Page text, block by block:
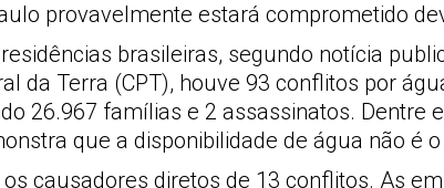
provavelmente estará comprometido
brasileiras, segundo notícia
da Terra (CPT), houve 93 conflitos por
26.967 famílias e 2 assassinatos. Dentre
que a disponibilidade de água não é
causadores diretos de 13 conflitos. As